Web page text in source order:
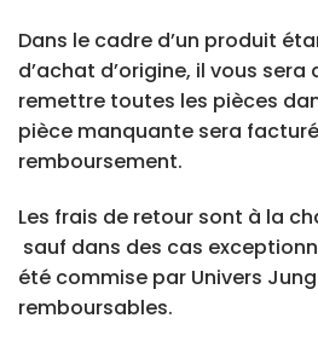
Dans le cadre d’un produit
d’achat d’origine, il vous
remettre toutes les pièces
pièce manquante sera
remboursement.
Les frais de retour sont à la
sauf dans des cas
été commise par Univers
remboursables.